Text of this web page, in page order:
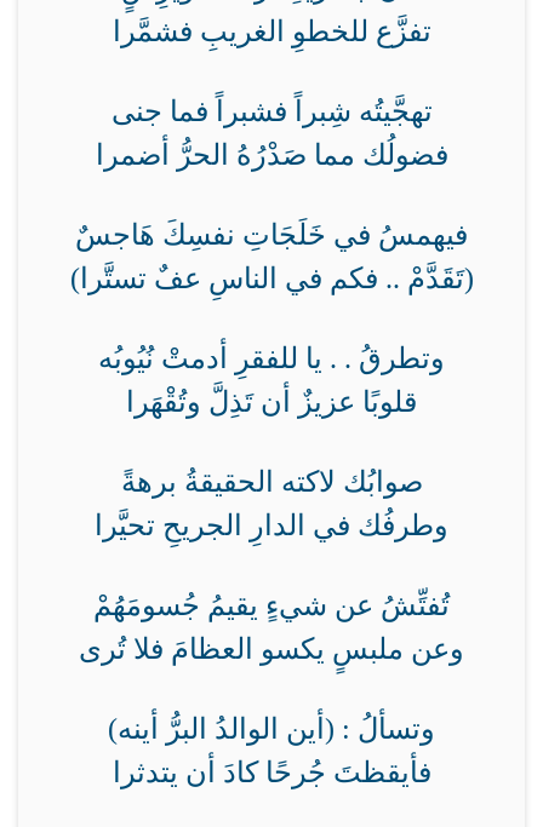
تفزَّع للخطوِ الغريبِ فشمَّرا
تهجَّيتُه شِبراً فشبراً فما جنى
فضولُك مما صَدْرُهُ الحرُّ أضمرا
فيهمسُ في خَلَجَاتِ نفسِكَ هَاجسٌ
(تَقَدَّمْ .. فكم في الناسِ عفٌ تستَّرا)
وتطرقُ . . يا للفقرِ أدمتْ نُيُوبُه
قلوبًا عزيزٌ أن تَذِلَّ وتُقْهَرا
صوابُك لاكته الحقيقةُ برهةً
وطرفُك في الدارِ الجريحِ تحيَّرا
تُفتِّشُ عن شيءٍ يقيمُ جُسومَهُمْ
وعن ملبسٍ يكسو العظامَ فلا تُرى
وتسألُ : (أين الوالدُ البرُّ أينه)
فأيقظتَ جُرحًا كادَ أن يتدثرا